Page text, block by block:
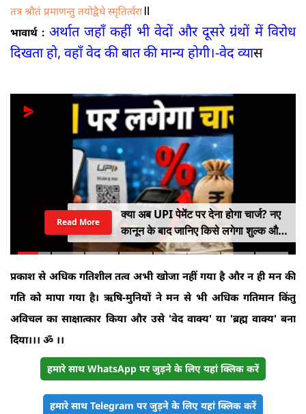
तत्र श्रौतं प्रमाणन्तु तयोद्वैधे स्मृति‌र्त्वरा॥
भावार्थ : अर्थात जहाँ कहीं भी वेदों और दूसरे ग्रंथों में विरोध
दिखता हो, वहाँ वेद की बात की मान्य होगी।-वेद व्यास
क्या अब UPI पेमेंट पर देना होगा चार्ज? नए
कानून के बाद जानिए किसे लगेगा शुल्क और
किसे नहीं
Read More
प्रकाश से अधिक गतिशील तत्व अभी खोजा नहीं गया है और न ही मन की
गति को मापा गया है। ऋषि-मुनियों ने मन से भी अधिक गतिमान किंतु
अविचल का साक्षात्कार किया और उसे 'वेद वाक्य' या 'ब्रह्म वाक्य' बना
दिया।।। ॐ ।।
हमारे साथ WhatsApp पर जुड़ने के लिए यहां क्लिक करें
हमारे साथ Telegram पर जुड़ने के लिए यहां क्लिक करें